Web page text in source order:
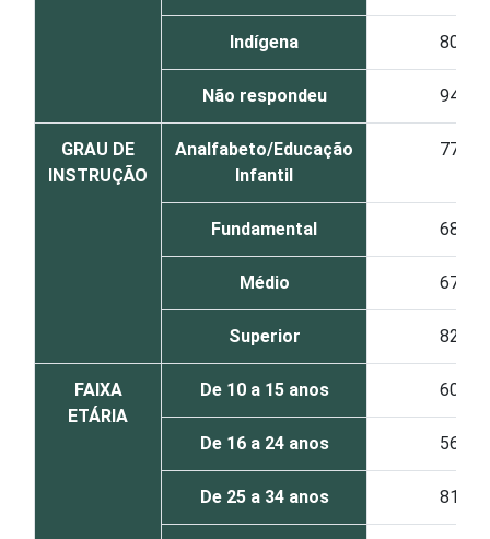
Indígena 80
Não respondeu 94
GRAU DE
INSTRUÇÃO
Analfabeto/Educação
Infantil
77
Fundamental 68
Médio 67
Superior 82
FAIXA
ETÁRIA
De 10 a 15 anos 60
De 16 a 24 anos 56
De 25 a 34 anos 81